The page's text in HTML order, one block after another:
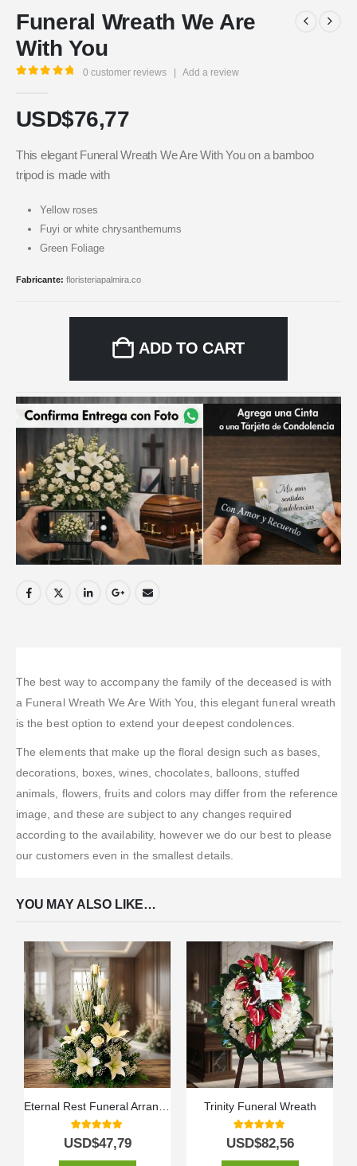
Funeral Wreath We Are
With You
0 customer reviews | Add a review
USD$76,77
This elegant Funeral Wreath We Are With You on a bamboo
tripod is made with
Yellow roses
Fuyi or white chrysanthemums
Green Foliage
Fabricante: floristeriapalmira.co
ADD TO CART
The best way to accompany the family of the deceased is with
a Funeral Wreath We Are With You, this elegant funeral wreath
is the best option to extend your deepest condolences.
The elements that make up the floral design such as bases,
decorations, boxes, wines, chocolates, balloons, stuffed
animals, flowers, fruits and colors may differ from the reference
image, and these are subject to any changes required
according to the availability, however we do our best to please
our customers even in the smallest details.
YOU MAY ALSO LIKE…
5.00 out of 5
USD$47,79
Trinity Funeral Wreath
5.00 out of 5
USD$82,56